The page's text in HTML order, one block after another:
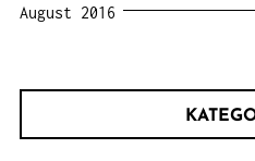
August 2016